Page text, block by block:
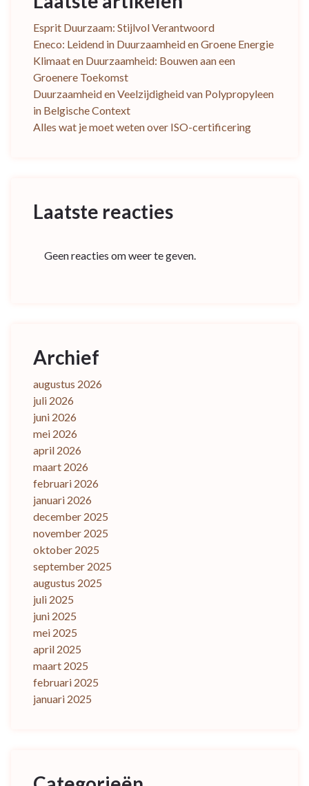
Esprit Duurzaam: Stijlvol Verantwoord
Eneco: Leidend in Duurzaamheid en Groene Energie
Klimaat en Duurzaamheid: Bouwen aan een
Groenere Toekomst
Duurzaamheid en Veelzijdigheid van Polypropyleen
in Belgische Context
Alles wat je moet weten over ISO-certificering
Laatste reacties
Geen reacties om weer te geven.
Archief
augustus 2026
juli 2026
juni 2026
mei 2026
april 2026
maart 2026
februari 2026
januari 2026
december 2025
november 2025
oktober 2025
september 2025
augustus 2025
juli 2025
juni 2025
mei 2025
april 2025
maart 2025
februari 2025
januari 2025